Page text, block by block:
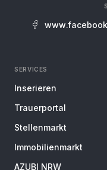
SERVICES
Inserieren
Trauerportal
Stellenmarkt
Immobilienmarkt
AZUBI NRW